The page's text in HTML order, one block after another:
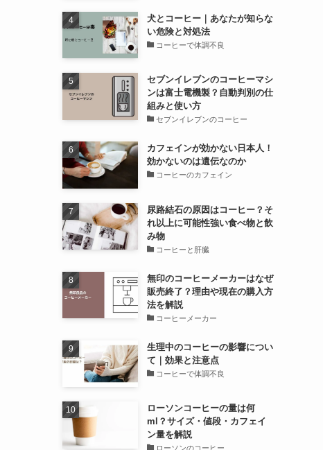
犬とコーヒー｜あなたが知らな
い危険と対処法
コーヒーで体調不良
セブンイレブンのコーヒーマシ
ンは富士電機製？自動判別の仕
組みと使い方
セブンイレブンのコーヒー
カフェインが効かない日本人！
効かないのは遺伝なのか
コーヒーのカフェイン
尿路結石の原因はコーヒー？そ
れ以上に可能性強い食べ物と飲
み物
コーヒーと肝臓
無印のコーヒーメーカーはなぜ
販売終了？理由や現在の購入方
法を解説
コーヒーメーカー
生理中のコーヒーの影響につい
て｜効果と注意点
コーヒーで体調不良
ローソンコーヒーの量は何
ml？サイズ・値段・カフェイ
ン量を解説
ローソンのコーヒー